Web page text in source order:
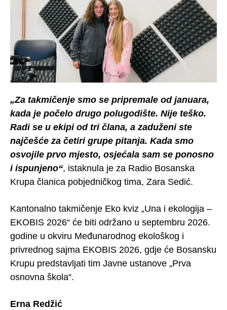
„Za takmičenje smo se pripremale od januara,
kada je počelo drugo polugodište. Nije teško.
Radi se u ekipi od tri člana, a zaduženi ste
najčešće za četiri grupe pitanja. Kada smo
osvojile prvo mjesto, osjećala sam se ponosno
i ispunjeno“, istaknula je za Radio Bosanska
Krupa članica pobjedničkog tima, Zara Sedić.
Kantonalno takmičenje Eko kviz „Una i ekologija –
EKOBIS 2026“ će biti održano u septembru 2026.
godine u okviru Međunarodnog ekološkog i
privrednog sajma EKOBIS 2026, gdje će Bosansku
Krupu predstavljati tim Javne ustanove „Prva
osnovna škola“.
Erna Redžić